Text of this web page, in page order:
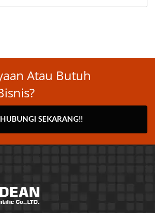
Atau Butuh
HUBUNGI SEKARANG!!